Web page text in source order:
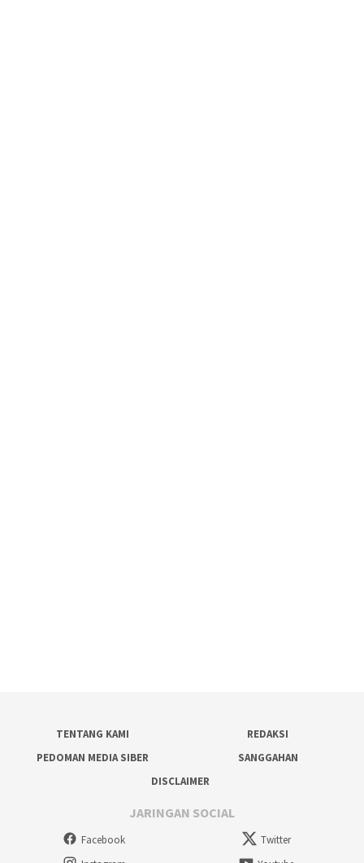
TENTANG KAMI
REDAKSI
PEDOMAN MEDIA SIBER
SANGGAHAN
DISCLAIMER
JARINGAN SOCIAL
Facebook
Twitter